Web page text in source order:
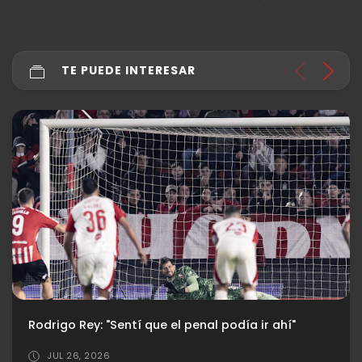
TE PUEDE INTERESAR
El día después de la depuración
AGO 03, 2026